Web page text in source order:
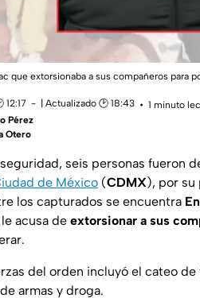
que extorsionaba a sus compañeros para
| Actualizado 🕑 18:43
1 minuto
Pérez
Otero
seis personas fueron
de México (CDMX), por
los capturados se encuentra
acusa de extorsionar a sus
del orden incluyó el cateo
armas y droga.